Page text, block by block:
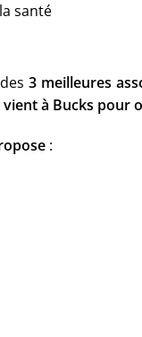
santé
3 meilleures
à Bucks pour
: